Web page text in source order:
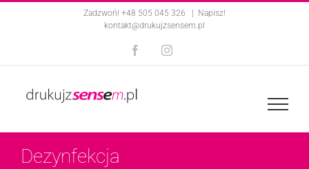
Zadzwoń! +48 505 045 326
Napisz!
kontakt@drukujzsensem.pl
FacebookInstagram
Dezynfekcja